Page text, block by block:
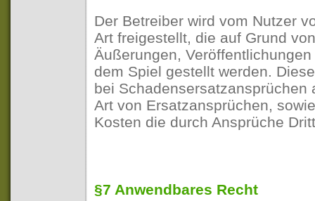
Der Betreiber wird vom Nutzer
Art freigestellt, die auf Grund
Äußerungen,
dem Spiel gestellt werden.
bei Schadensersatzansprüchen
Art von Ersatzansprüchen,
Kosten die durch Ansprüche
§7 Anwendbares Recht